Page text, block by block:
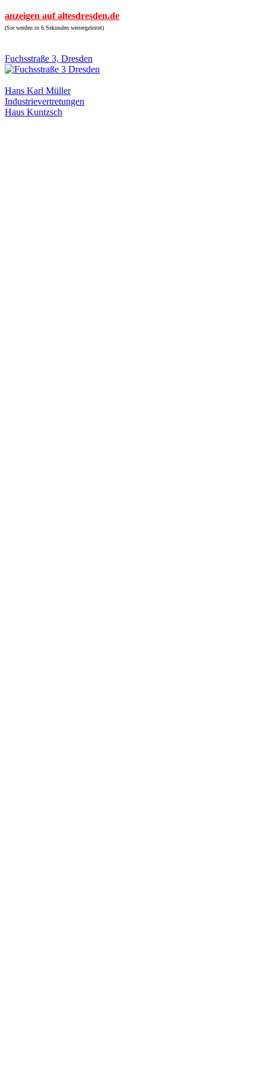
anzeigen auf altesdresden.de
(Sie werden in 6 Sekunden weitergeleitet)
Fuchsstraße 3, Dresden
Hans Karl Müller
Industrievertretungen
Haus Kuntzsch